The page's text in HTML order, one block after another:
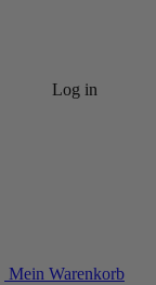
Log in
Mein Warenkorb